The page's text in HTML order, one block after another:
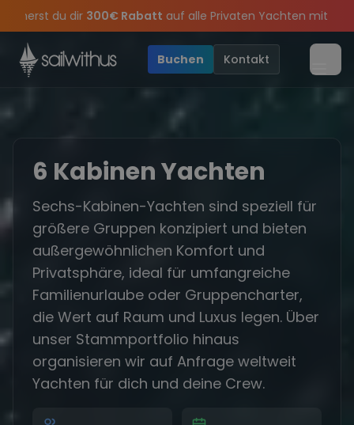
Skip to content
auf alle Privaten Yachten mit Skipper inGriechenland
Sichere Dir jetztDein Meilenbuch und Deine sailwithus-
mehr Sowie20€ Rabatt auf deinen ersten Törn! •
die Törns, die Crew und die besten Geschichten des
Buchen
Kontakt
6 Kabinen Yachten
Sechs-Kabinen-Yachten sind speziell für
größere Gruppen konzipiert und bieten
außergewöhnlichen Komfort und
Privatsphäre, ideal für umfangreiche
Familienurlaube oder Gruppencharter,
die Wert auf Raum und Luxus legen. Über
unser Stammportfolio hinaus
organisieren wir auf Anfrage weltweit
Yachten für dich und deine Crew.